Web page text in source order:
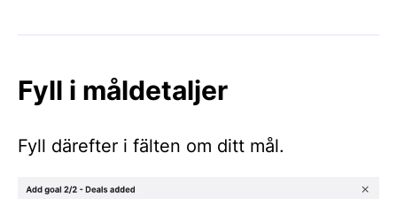
Fyll i måldetaljer
Fyll därefter i fälten om ditt mål.